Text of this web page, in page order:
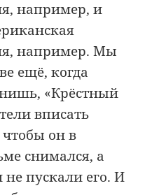
например, и
например. Мы
ещё, когда
«Крёстный
вписать
он в
снимался, а
пускали его. И